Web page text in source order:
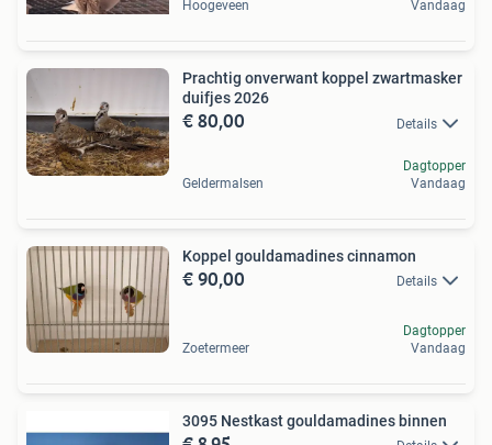
Hoogeveen
Vandaag
Prachtig onverwant koppel zwartmasker
duifjes 2026
€ 80,00 Details
Geldermalsen
Dagtopper
Vandaag
Koppel gouldamadines cinnamon
€ 90,00 Details
Zoetermeer
Dagtopper
Vandaag
3095 Nestkast gouldamadines binnen